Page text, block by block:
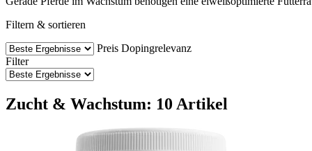
Filtern & sortieren
Preis Dopingrelevanz
Filter
Zucht & Wachstum: 10 Artikel